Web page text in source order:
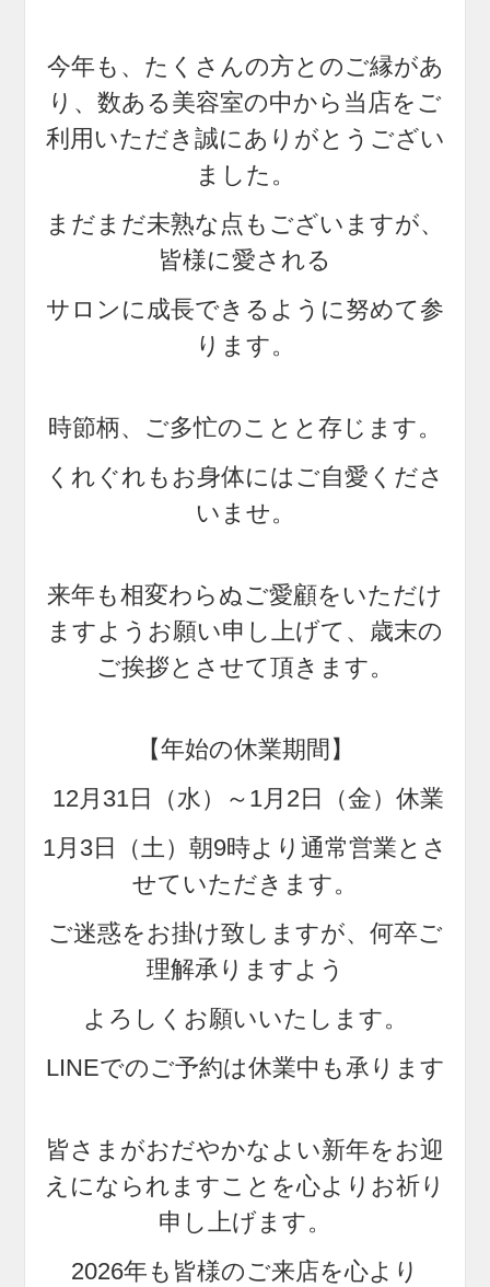
今年も、たくさんの方とのご縁があ
り、数ある美容室の中から当店をご
利用いただき 誠にありがとうござい
ました。
まだまだ未熟な点もございますが、
皆様に愛される
サロンに成長できるように努めて参
ります。
時節柄、ご多忙のことと存じます。
くれぐれもお身体にはご自愛くださ
いませ。
来年も相変わらぬご愛顧をいただけ
ますようお願い申し上げて、歳末の
ご挨拶とさせて頂きます。
【年始の休業期間】
12月31日（水）～1月2日（金）休業
1月3日（土）朝9時より通常営業とさ
せていただきます。
ご迷惑をお掛け致しますが、何卒ご
理解承りますよう
よろしくお願いいたします。
LINEでのご予約は休業中も承ります
皆さまがおだやかなよい新年をお迎
えになられますことを心よりお祈り
申し上げます。
2026年も皆様のご来店を心より